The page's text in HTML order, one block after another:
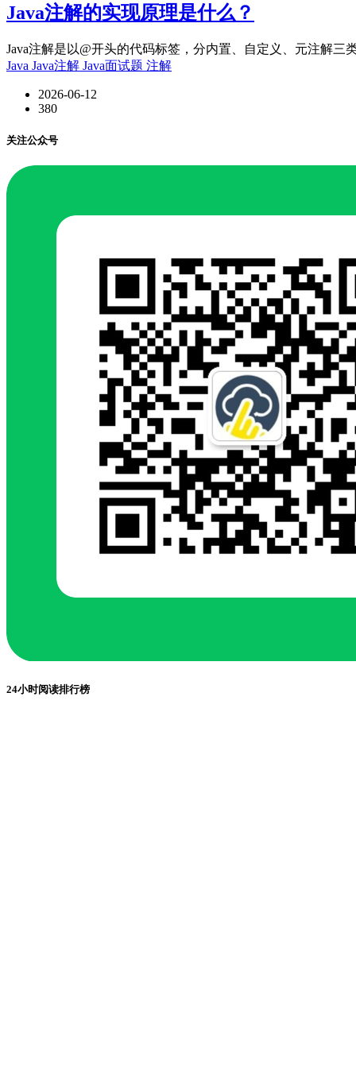
Java注解的实现原理是什么？
Java注解是以@开头的代码标签，分内置、自定义、元注解三
Java Java注解 Java面试题 注解
2026-06-12
380
关注公众号
24小时阅读排行榜